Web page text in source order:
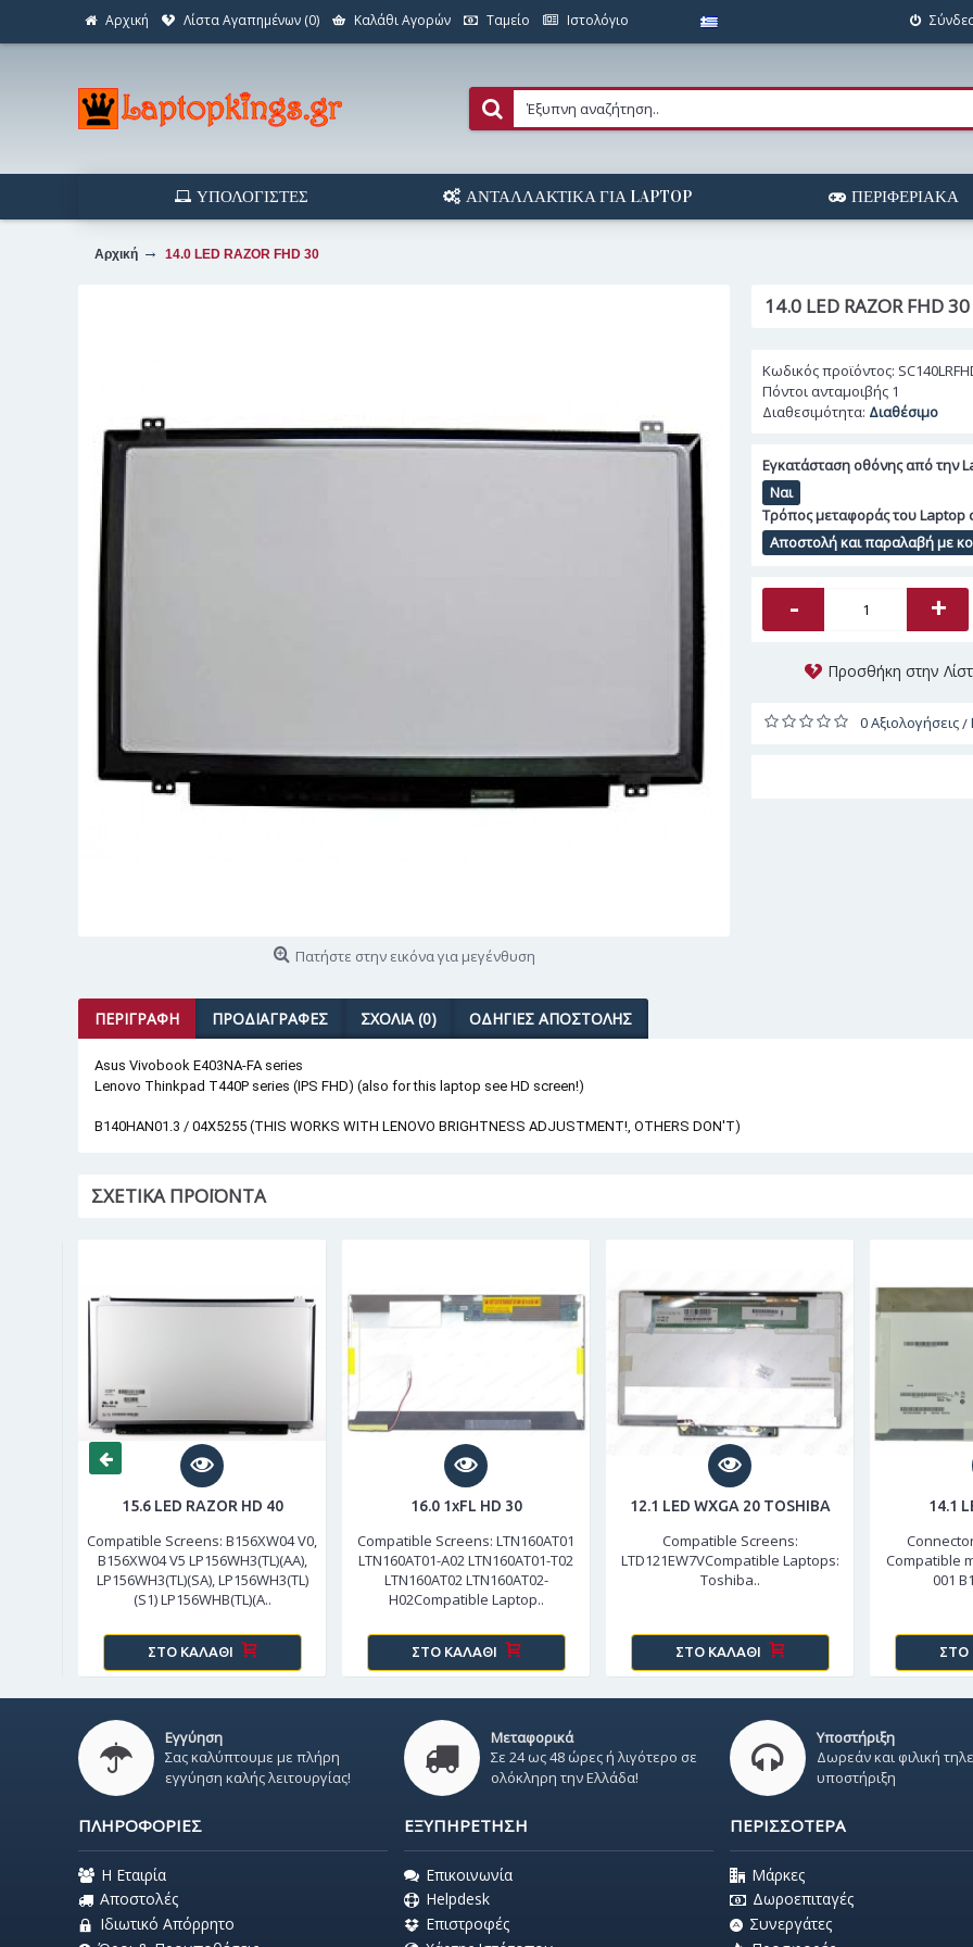
Αρχική Λίστα Αγαπημένων (0) Καλάθι Αγορών Ταμείο Ιστολόγιο
ΥΠΟΛΟΓΙΣΤΈΣ ΑΝΤΑΛΛΑΚΤΙΚΆ ΓΙΑ LAPTOP ΠΕΡΙΦΕΡΙΑΚΆ
Αρχική 14.0 LED RAZOR FHD 30
Πατήστε στην εικόνα για μεγένθυση
14.0 LED RAZOR FHD 30
Κωδικός προϊόντος:
Πόντοι ανταμοιβής 1
Διαθεσιμότητα: Διαθέσιμο
Εγκατάσταση οθόνης από την
Ναι
Τρόπος μεταφοράς του Laptop
Αποστολή και παραλαβή με
- +
Προσθήκη στην
0 Αξιολογήσεις/
ΠΕΡΙΓΡΑΦΉ ΠΡΟΔΙΑΓΡΑΦΈΣ ΣΧΌΛΙΑ (0) ΟΔΗΓΊΕΣ ΑΠΟΣΤΟΛΉΣ
Asus Vivobook E403NA-FA series
Lenovo Thinkpad T440P series (IPS FHD) (also for this laptop see HD screen!)
B140HAN01.3 / 04X5255 (THIS WORKS WITH LENOVO BRIGHTNESS ADJUSTMENT!, OTHERS DON'T)
ΣΧΕΤΙΚΆ ΠΡΟΪΌΝΤΑ
15.6 LED RAZOR HD 40
Compatible Screens: B156XW04 V0,
B156XW04 V5 LP156WH3(TL)(AA),
LP156WH3(TL)(SA), LP156WH3(TL)
(S1) LP156WHB(TL)(A..
ΣΤΟ ΚΑΛΆΘΙ
16.0 1xFL HD 30
Compatible Screens: LTN160AT01
LTN160AT01-A02 LTN160AT01-T02
LTN160AT02 LTN160AT02-
H02Compatible Laptop..
ΣΤΟ ΚΑΛΆΘΙ
12.1 LED WXGA 20 TOSHIBA
Compatible Screens:
LTD121EW7VCompatible Laptops:
Toshiba..
ΣΤΟ ΚΑΛΆΘΙ
14.1
Compatible
001
ΣΤΟ
Εγγύηση
Σας καλύπτουμε με πλήρη
εγγύηση καλής λειτουργίας!
Μεταφορικά
Σε 24 ως 48 ώρες ή λιγότερο σε
ολόκληρη την Ελλάδα!
Υποστήριξη
Δωρεάν και φιλική
υποστήριξη
ΠΛΗΡΟΦΟΡΊΕΣ
Η Εταιρία
Αποστολές
Ιδιωτικό Απόρρητο
ΕΞΥΠΗΡΈΤΗΣΗ
Επικοινωνία
Helpdesk
Επιστροφές
ΠΕΡΙΣΣΌΤΕΡΑ
Μάρκες
Δωροεπιταγές
Συνεργάτες